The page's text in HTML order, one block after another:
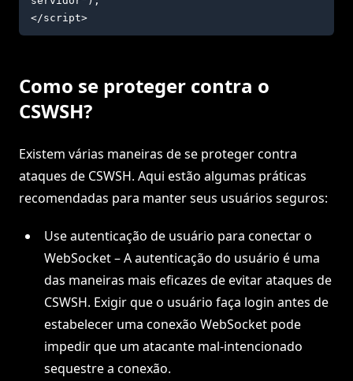
</script>
Como se proteger contra o
CSWSH?
Existem várias maneiras de se proteger contra
ataques de CSWSH. Aqui estão algumas práticas
recomendadas para manter seus usuários seguros:
Use autenticação de usuário para conectar o
WebSocket – A autenticação do usuário é uma
das maneiras mais eficazes de evitar ataques de
CSWSH. Exigir que o usuário faça login antes de
estabelecer uma conexão WebSocket pode
impedir que um atacante mal-intencionado
sequestre a conexão.